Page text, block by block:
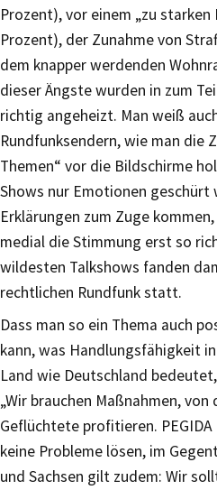
Prozent), vor einem „zu starken
Prozent), der Zunahme von
dem knapper werdenden
dieser Ängste wurden in zum
richtig angeheizt. Man weiß
Rundfunksendern, wie man die
Themen“ vor die Bildschirme
Shows nur Emotionen geschürt
Erklärungen zum Zuge
medial die Stimmung erst so
wildesten Talkshows fanden
rechtlichen Rundfunk statt.
Dass man so ein Thema auch
kann, was Handlungsfähigkeit
Land wie Deutschland
„Wir brauchen Maßnahmen,
Geflüchtete profitieren.
keine Probleme lösen, im
und Sachsen gilt zudem: Wir